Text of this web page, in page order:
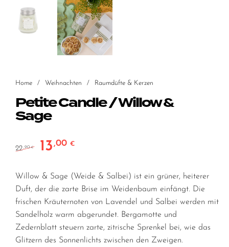
Home / Weihnachten / Raumdüfte & Kerzen
Petite Candle / Willow &
Sage
22 ,90€ Ursprünglicher Preis war: 22,90 €
13,00€
Willow & Sage (Weide & Salbei) ist ein grüner, heiterer
Duft, der die zarte Brise im Weidenbaum einfängt. Die
frischen Kräuternoten von Lavendel und Salbei werden mit
Sandelholz warm abgerundet. Bergamotte und
Zedernblatt steuern zarte, zitrische Sprenkel bei, wie das
Glitzern des Sonnenlichts zwischen den Zweigen.